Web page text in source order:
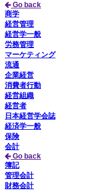
Go back
商学
経営管理
経営学一般
労務管理
マーケティング
流通
企業経営
消費者行動
経営組織
経営者
日本経営学会誌
経済学一般
保険
会計
Go back
簿記
管理会計
財務会計